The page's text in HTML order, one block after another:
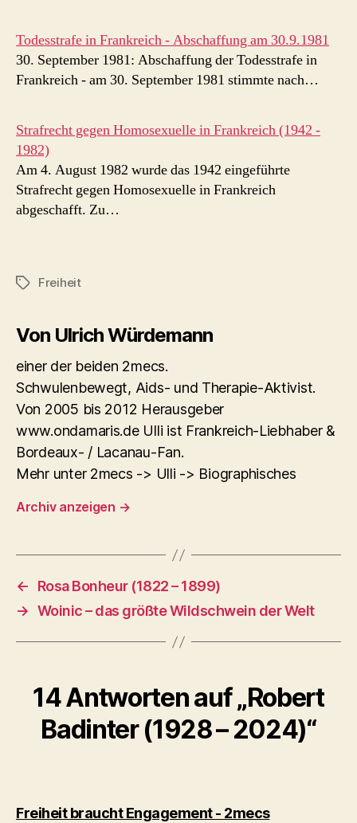
Todesstrafe in Frankreich - Abschaffung am 30.9.1981
30. September 1981: Abschaffung der Todesstrafe in
Frankreich - am 30. September 1981 stimmte nach…
Strafrecht gegen Homosexuelle in Frankreich (1942 -
1982)
Am 4. August 1982 wurde das 1942 eingeführte
Strafrecht gegen Homosexuelle in Frankreich
abgeschafft. Zu…
Schlagwörter
Freiheit
Von Ulrich Würdemann
einer der beiden 2mecs.
Schwulenbewegt, Aids- und Therapie-Aktivist.
Von 2005 bis 2012 Herausgeber
www.ondamaris.de Ulli ist Frankreich-Liebhaber &
Bordeaux- / Lacanau-Fan.
Mehr unter 2mecs -> Ulli -> Biographisches
Archiv anzeigen →
←
Rosa Bonheur (1822 – 1899)
→ Woinic – das größte Wildschwein der Welt
14 Antworten auf „Robert
Badinter (1928 – 2024)“
Freiheit braucht Engagement - 2mecssagt: